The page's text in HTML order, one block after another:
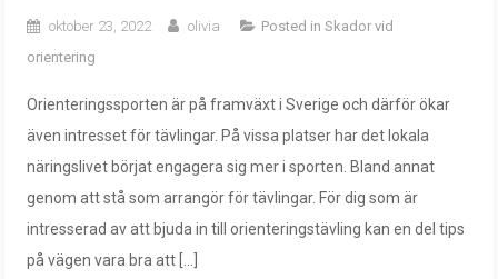
oktober 23, 2022 olivia Posted inSkador vid
orientering
Orienteringssporten är på framväxt i Sverige och därför ökar
även intresset för tävlingar. På vissa platser har det lokala
näringslivet börjat engagera sig mer i sporten. Bland annat
genom att stå som arrangör för tävlingar. För dig som är
intresserad av att bjuda in till orienteringstävling kan en del tips
på vägen vara bra att […]